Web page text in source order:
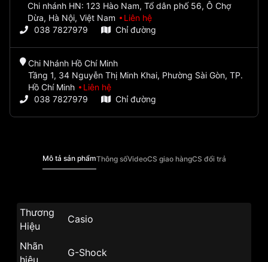
Chi nhánh HN: 123 Hào Nam, Tổ dân phố 56, Ô Chợ
Dừa, Hà Nội, Việt Nam
Liên hệ
038 7827979
Chỉ đường
Chi Nhánh Hồ Chí Minh
Tầng 1, 34 Nguyễn Thị Minh Khai, Phường Sài Gòn, TP.
Hồ Chí Minh
Liên hệ
038 7827979
Chỉ đường
Mô tả sản phẩmThông sốVideoCS giao hàngCS đổi trả
Thương
Hiệu
Casio
Nhãn
G-Shock